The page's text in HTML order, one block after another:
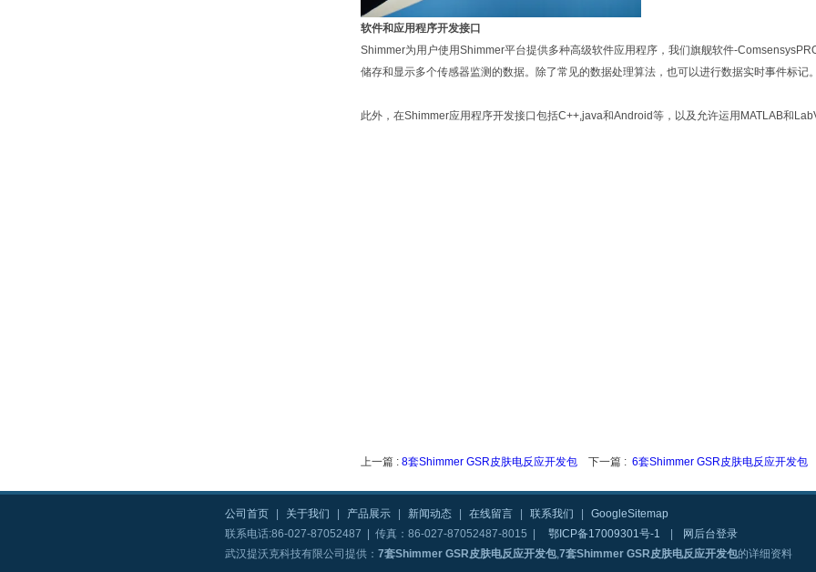
软件和应用程序开发接口
Shimmer为用户使用Shimmer平台提供多种高级软件应用程序，我们旗舰软件-
储存和显示多个传感器监测的数据。除了常见的数据处理算法，也可以进行数据实时事件标记。
此外，在Shimmer应用程序开发接口包括C++,java和Android等，以及允许运用MATLAB和
上一篇 : 8套Shimmer GSR皮肤电反应开发包 下一篇 : 6套Shimmer GSR皮肤电反应开发包
公司首页 关于我们 产品展示 新闻动态 在线留言 联系我们
GoogleSitemap
联系电话:86-027-87052487 | 传真：86-027-87052487-8015 |
鄂ICP备17009301号-1
网后台登录
武汉提沃克科技有限公司提供： 7套Shimmer GSR皮肤电反应开发包,7套Shimmer GSR皮肤电反应开发包的详细资料